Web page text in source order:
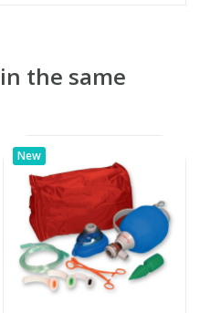
the same
New